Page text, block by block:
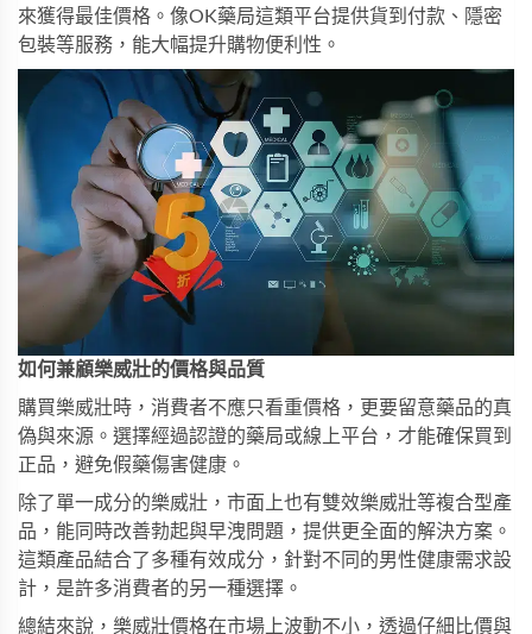
來獲得最佳價格。像OK藥局這類平台提供貨到付款、隱密
包裝等服務，能大幅提升購物便利性。
如何兼顧樂威壯的價格與品質
購買樂威壯時，消費者不應只看重價格，更要留意藥品的真
偽與來源。選擇經過認證的藥局或線上平台，才能確保買到
正品，避免假藥傷害健康。
除了單一成分的樂威壯，市面上也有雙效樂威壯等複合型產
品，能同時改善勃起與早洩問題，提供更全面的解決方案。
這類產品結合了多種有效成分，針對不同的男性健康需求設
計，是許多消費者的另一種選擇。
總結來說，樂威壯價格在市場上波動不小，透過仔細比價與